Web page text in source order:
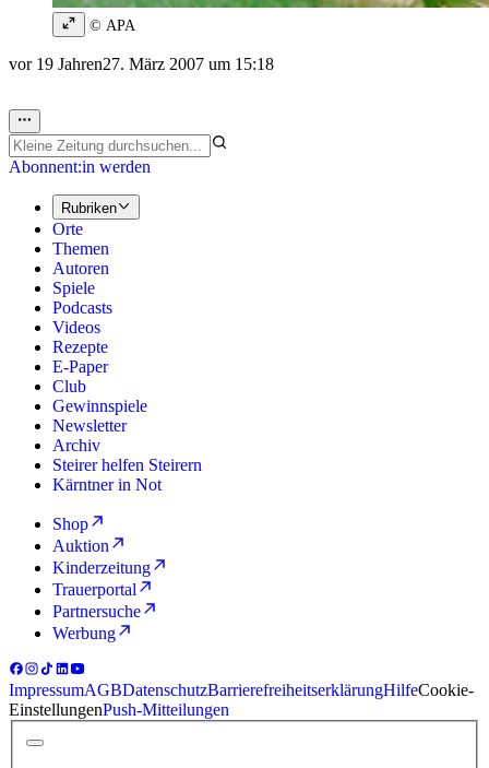
© APA
vor 19 Jahren27. März 2007 um 15:18
Abonnent:in werden
Rubriken
Orte
Themen
Autoren
Spiele
Podcasts
Videos
Rezepte
E-Paper
Club
Gewinnspiele
Newsletter
Archiv
Steirer helfen Steirern
Kärntner in Not
Shop
Auktion
Kinderzeitung
Trauerportal
Partnersuche
Werbung
ImpressumAGBDatenschutzBarrierefreiheitserklärungHilfeCookie-
EinstellungenPush-Mitteilungen